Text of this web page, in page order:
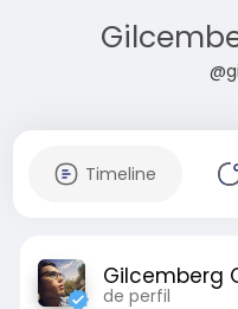
Timeline
Gilcemberg
de perfil